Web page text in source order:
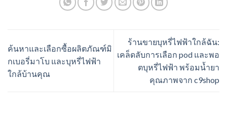
ค้นหาและเลือกซื้อผลิตภัณฑ์มิ
กเบอรี่มาโบ และบุหรี่ไฟฟ้า
ใกล้บ้านคุณ
ร้านขายบุหรี่ไฟฟ้าใกล้ฉัน:
เคล็ดลับการเลือก pod และพอ
ตบุหรี่ไฟฟ้า พร้อมน้ำยา
คุณภาพจาก c9shop